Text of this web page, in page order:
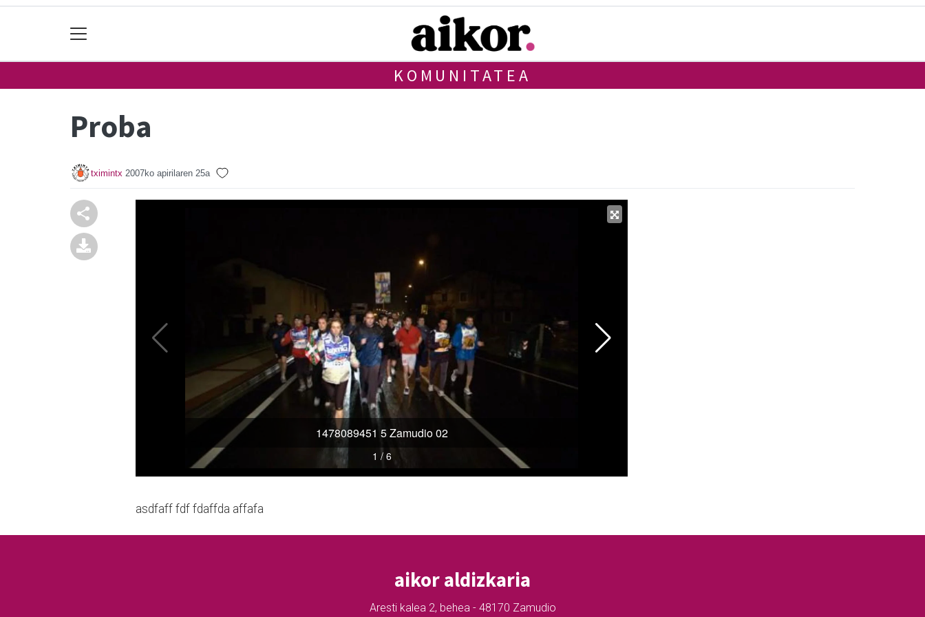
KOMUNITATEA
Proba
tximintx 2007ko apirilaren 25a
asdfaff fdf fdaffda affafa
aikor aldizkaria
Aresti kalea 2, behea - 48170 Zamudio